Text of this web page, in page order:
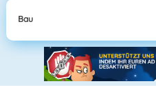
Bau